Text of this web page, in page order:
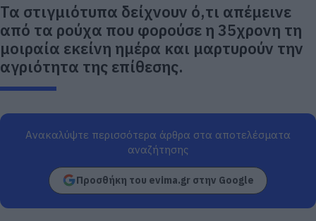
Τα στιγμιότυπα δείχνουν ό,τι απέμεινε
από τα ρούχα που φορούσε η 35χρονη τη
μοιραία εκείνη ημέρα και μαρτυρούν την
αγριότητα της επίθεσης.
Ανακαλύψτε περισσότερα άρθρα στα αποτελέσματα
αναζήτησης
Προσθήκη του evima.gr στην Google